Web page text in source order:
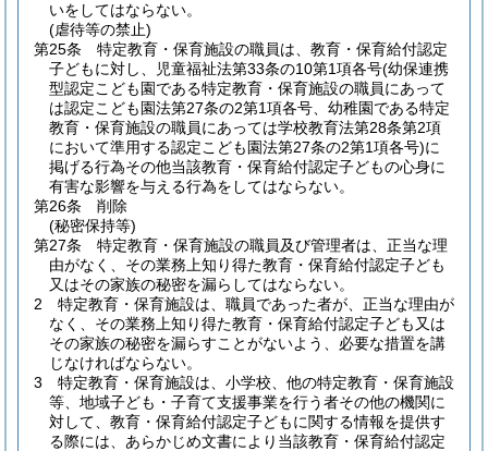
いをしてはならない。
(虐待等の禁止)
第25条
特定教育・保育施設の職員は、教育・保育給付認定
子どもに対し、児童福祉法第33条の10第1項各号(幼保連携
型認定こども園である特定教育・保育施設の職員にあって
は認定こども園法第27条の2第1項各号、幼稚園である特定
教育・保育施設の職員にあっては学校教育法第28条第2項
において準用する認定こども園法第27条の2第1項各号)に
掲げる行為その他当該教育・保育給付認定子どもの心身に
有害な影響を与える行為をしてはならない。
第26条
削除
(秘密保持等)
第27条
特定教育・保育施設の職員及び管理者は、正当な理
由がなく、その業務上知り得た教育・保育給付認定子ども
又はその家族の秘密を漏らしてはならない。
2
特定教育・保育施設は、職員であった者が、正当な理由が
なく、その業務上知り得た教育・保育給付認定子ども又は
その家族の秘密を漏らすことがないよう、必要な措置を講
じなければならない。
3
特定教育・保育施設は、小学校、他の特定教育・保育施設
等、地域子ども・子育て支援事業を行う者その他の機関に
対して、教育・保育給付認定子どもに関する情報を提供す
る際には、あらかじめ文書により当該教育・保育給付認定